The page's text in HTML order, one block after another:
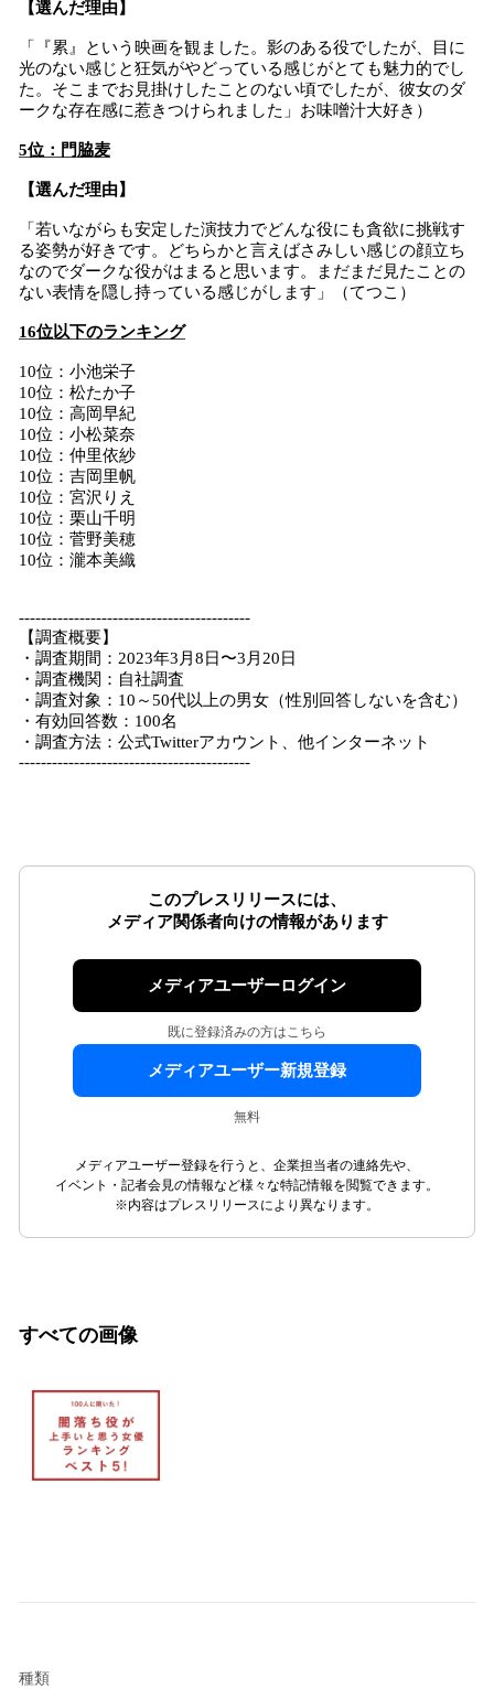
【選んだ理由】
「『累』という映画を観ました。影のある役でしたが、目に
光のない感じと狂気がやどっている感じがとても魅力的でし
た。そこまでお見掛けしたことのない頃でしたが、彼女のダ
ークな存在感に惹きつけられました」お味噌汁大好き）
5位：門脇麦
【選んだ理由】
「若いながらも安定した演技力でどんな役にも貪欲に挑戦す
る姿勢が好きです。どちらかと言えばさみしい感じの顔立ち
なのでダークな役がはまると思います。まだまだ見たことの
ない表情を隠し持っている感じがします」（てつこ）
16位以下のランキング
10位：小池栄子
10位：松たか子
10位：高岡早紀
10位：小松菜奈
10位：仲里依紗
10位：吉岡里帆
10位：宮沢りえ
10位：栗山千明
10位：菅野美穂
10位：瀧本美織
------------------------------------------
【調査概要】
・調査期間：2023年3月8日〜3月20日
・調査機関：自社調査
・調査対象：10～50代以上の男女（性別回答しないを含む）
・有効回答数：100名
・調査方法：公式Twitterアカウント、他インターネット
------------------------------------------
このプレスリリースには、
メディア関係者向けの情報があります
メディアユーザーログイン
既に登録済みの方はこちら
メディアユーザー新規登録
無料
メディアユーザー登録を行うと、企業担当者の連絡先や、
イベント・記者会見の情報など様々な特記情報を閲覧できます。
※内容はプレスリリースにより異なります。
すべての画像
種類